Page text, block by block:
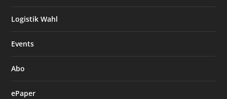
Logistik Wahl
Events
Abo
ePaper